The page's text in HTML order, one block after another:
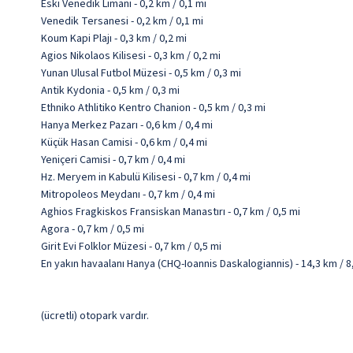
Eski Venedik Limanı - 0,2 km / 0,1 mi
Venedik Tersanesi - 0,2 km / 0,1 mi
Koum Kapi Plajı - 0,3 km / 0,2 mi
Agios Nikolaos Kilisesi - 0,3 km / 0,2 mi
Yunan Ulusal Futbol Müzesi - 0,5 km / 0,3 mi
Antik Kydonia - 0,5 km / 0,3 mi
Ethniko Athlitiko Kentro Chanion - 0,5 km / 0,3 mi
Hanya Merkez Pazarı - 0,6 km / 0,4 mi
Küçük Hasan Camisi - 0,6 km / 0,4 mi
Yeniçeri Camisi - 0,7 km / 0,4 mi
Hz. Meryem in Kabulü Kilisesi - 0,7 km / 0,4 mi
Mitropoleos Meydanı - 0,7 km / 0,4 mi
Aghios Fragkiskos Fransiskan Manastırı - 0,7 km / 0,5 mi
Agora - 0,7 km / 0,5 mi
Girit Evi Folklor Müzesi - 0,7 km / 0,5 mi
En yakın havaalanı Hanya (CHQ-Ioannis Daskalogiannis) - 14,3 km /
(ücretli) otopark vardır.